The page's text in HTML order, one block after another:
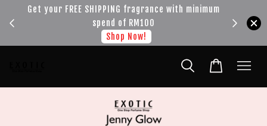
Get your FREE SHIPPING fragrance with minimum
spend of RM100
Shop Now!